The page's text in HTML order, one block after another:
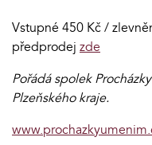
Vstupné 450 Kč /
předprodej zde
Pořádá spolek
Plzeňského kraje.